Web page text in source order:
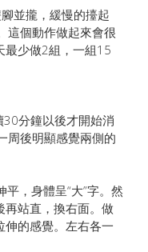
並攏，緩慢的擡起
這個動作做起來會很
最少做2組，一組15
分鐘以後才開始消
周後明顯感覺兩側的
，身體呈“大”字。然
站直，換右面。做
伸的感覺。左右各一